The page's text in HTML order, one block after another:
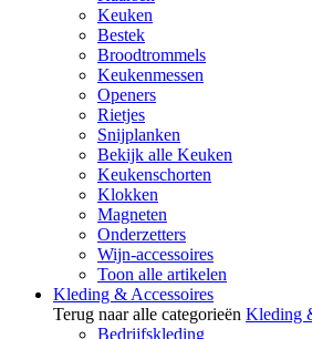
Keuken
Bestek
Broodtrommels
Keukenmessen
Openers
Rietjes
Snijplanken
Bekijk alle Keuken
Keukenschorten
Klokken
Magneten
Onderzetters
Wijn-accessoires
Toon alle artikelen
Kleding & Accessoires
Terug naar alle categorieën Kleding
Bedrijfskleding